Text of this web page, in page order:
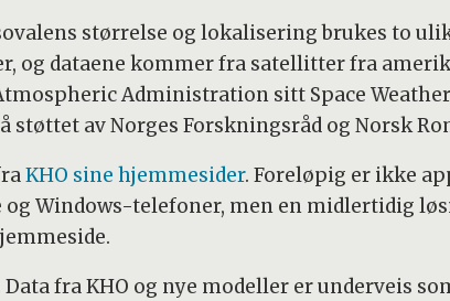
størrelse og lokalisering brukes to
og dataene kommer fra satellitter fra
Administration sitt Space
støttet av Norges Forskningsråd og Norsk
KHO sine hjemmesider. Foreløpig er ikke
Windows-telefoner, men en midlertidig
fra KHO og nye modeller er underveis